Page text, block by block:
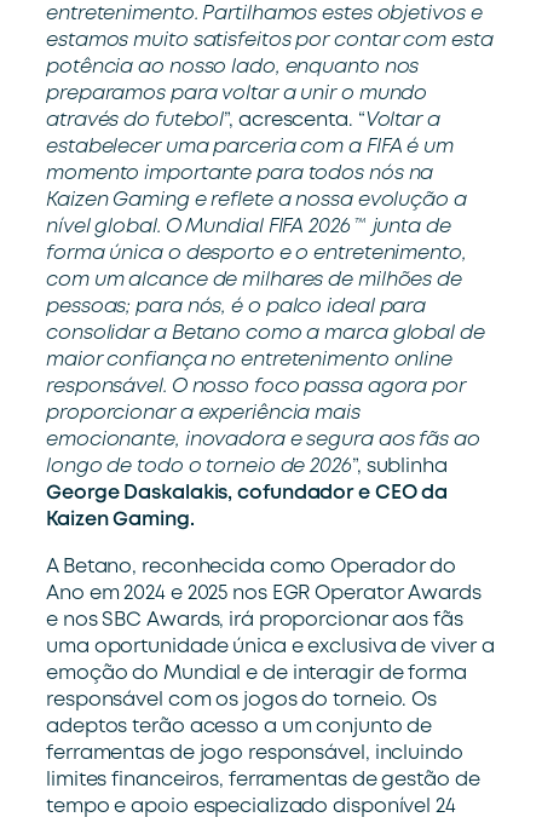
entretenimento. Partilhamos estes objetivos e
estamos muito satisfeitos por contar com esta
potência ao nosso lado, enquanto nos
preparamos para voltar a unir o mundo
através do futebol”, acrescenta. “ Voltar a
estabelecer uma parceria com a FIFA é um
momento importante para todos nós na
Kaizen Gaming e reflete a nossa evolução a
nívelglobal. O Mundial FIFA 2026™ junta de
forma única o desporto e o entretenimento,
com um alcance de milhares de milhões de
pessoas; para nós,é o palco ideal para
consolidar a Betano como a marca global de
maior confiança no entretenimento online
responsável. O nosso foco passa agorapor
proporcionar a experiência mais
emocionante, inovadora e segura aos fãs ao
longo de todo o torneio de 2026”, sublinha
George Daskalakis,cofundador e CEO da
Kaizen Gaming.
A Betano, reconhecida como Operador do
Ano em 2024 e 2025 nos EGR Operator Awards
e nos SBC Awards, irá proporcionar aos fãs
uma oportunidade única e exclusiva de viver a
emoção do Mundial e de interagir de forma
responsável com os jogos do torneio. Os
adeptos terão acesso a um conjunto de
ferramentas de jogo responsável, incluindo
limites financeiros, ferramentas de gestão de
tempo e apoio especializado disponível 24